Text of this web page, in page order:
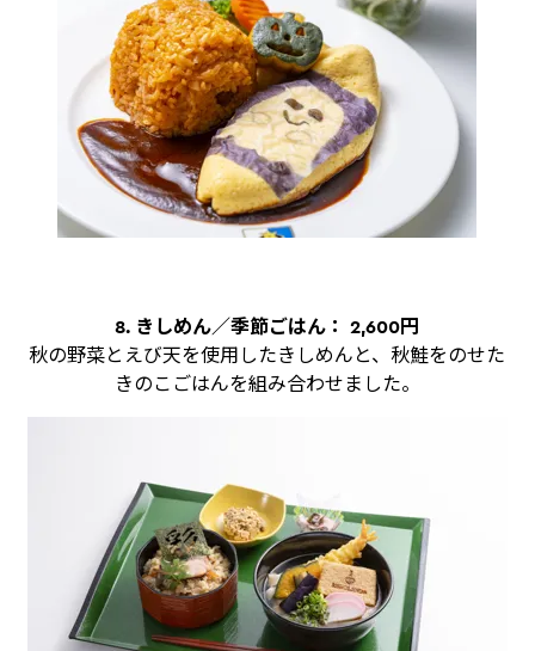
8. きしめん／季節ごはん： 2,600円
秋の野菜とえび天を使用したきしめんと、秋鮭をのせた
きのこごはんを組み合わせました。